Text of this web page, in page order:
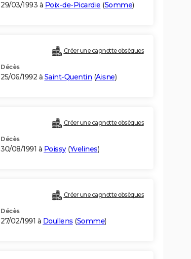
29/03/1993 à Poix-de-Picardie (Somme)
Créer une cagnotte obsèques
Décès
25/06/1992 à Saint-Quentin (Aisne)
Créer une cagnotte obsèques
Décès
30/08/1991 à Poissy(Yvelines)
Créer une cagnotte obsèques
Décès
27/02/1991 à Doullens (Somme)